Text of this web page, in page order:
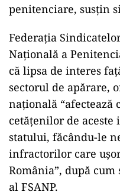
penitenciare, susțin
Federația
Națională a
că lipsa de interes
sectorul de apărare,
națională
cetățenilor de
statului, făcându-le
infractorilor care
România”, după
al FSANP.